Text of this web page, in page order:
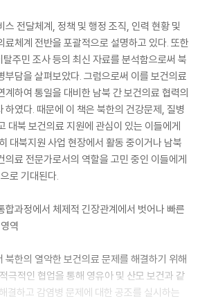
스 전달체계, 정책 및 행정 조직, 인력 현황 및
료체계 전반을 포괄적으로 설명하고 있다. 또한
주민 조사 등의 최신 자료를 분석함으로써 북
부담을 살펴보았다. 그럼으로써 이를 보건의료
계하여 통일을 대비한 남북 간 보건의료 협력의
하였다. 때문에 이 책은 북한의 건강문제, 질병
대북 보건의료 지원에 관심이 있는 이들에게
대북지원 사업 현장에서 활동 중이거나 남북
의료 전문가로서의 역할을 고민 중인 이들에게
로 기대된다.
합과정에서 체제적 긴장관계에서 벗어나 빠른
역
북한의 열악한 보건의료 문제를 해결하기 위해
극적인 협업을 통해 영유아 및 산모 보건과 같
결하고 감염병 문제에 대한 공조를 실시하는